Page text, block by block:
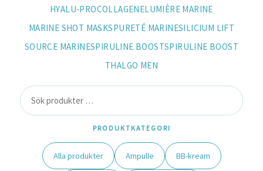
HYALU-PROCOLLAGENELUMIÈRE MARINE
MARINE SHOT MASKSPURETÉ MARINESILICIUM LIFT
SOURCE MARINESPIRULINE BOOSTSPIRULINE BOOST
THALGO MEN
PRODUKTKATEGORI
Alla produkter Ampulle BB-kream